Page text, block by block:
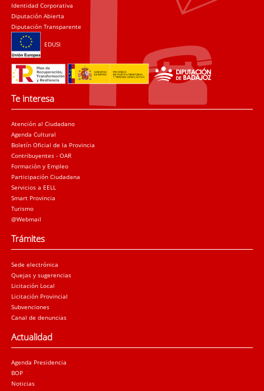
Identidad Corporativa
Diputación Abierta
Diputación Transparente
EDUSI
Te interesa
Atención al Ciudadano
Agenda Cultural
Boletín Oficial de la Provincia
Contribuyentes - OAR
Formación y Empleo
Participación Ciudadana
Servicios a EELL
Smart Provincia
Turismo
@Webmail
Trámites
Sede electrónica
Quejas y sugerencias
Licitación Local
Licitación Provincial
Subvenciones
Canal de denuncias
Actualidad
Agenda Presidencia
BOP
Noticias